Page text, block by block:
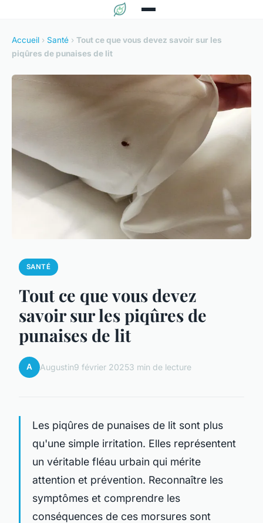
Accueil › Santé › Tout ce que vous devez savoir sur les
piqûres de punaises de lit
SANTÉ
Tout ce que vous devez
savoir sur les piqûres de
punaises de lit
A Augustin9 février 20253 min de lecture
Les piqûres de punaises de lit sont plus
qu'une simple irritation. Elles représentent
un véritable fléau urbain qui mérite
attention et prévention. Reconnaître les
symptômes et comprendre les
conséquences de ces morsures sont